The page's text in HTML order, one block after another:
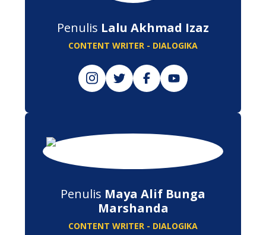
Penulis Lalu Akhmad Izaz
CONTENT WRITER - DIALOGIKA
Penulis Maya Alif Bunga
Marshanda
CONTENT WRITER - DIALOGIKA